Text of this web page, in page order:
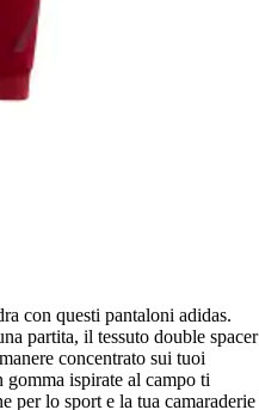
con questi pantaloni adidas.
partita, il tessuto double spacer
concentrato sui tuoi
ispirate al campo ti
per lo sport e la tua camaraderie